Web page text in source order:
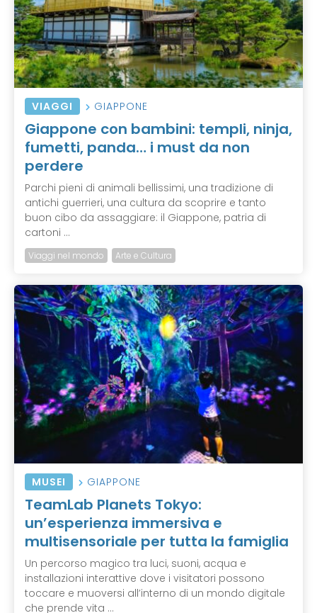
VIAGGI GIAPPONE
Giappone con bambini: templi, ninja,
fumetti, panda… i must da non
perdere
Parchi pieni di animali bellissimi, una tradizione di
antichi guerrieri, una cultura da scoprire e tanto
buon cibo da assaggiare: il Giappone, patria di
cartoni ...
Viaggi nel mondo Arte e Cultura
MUSEI GIAPPONE
TeamLab Planets Tokyo:
un’esperienza immersiva e
multisensoriale per tutta la famiglia
Un percorso magico tra luci, suoni, acqua e
installazioni interattive dove i visitatori possono
toccare e muoversi all’interno di un mondo digitale
che prende vita ...